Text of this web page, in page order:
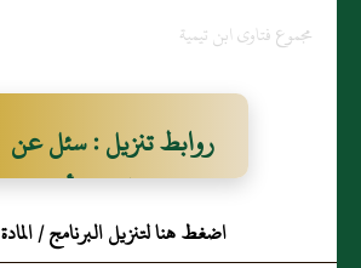
مجموع فتاوى ابن تيمية
روابط تنزيل : سئل عن
اثنين اشتركا‏ من أحدهما
دابة ومن الآخر دراهم
اضغط هنا لتنزيل البرنامج / المادة